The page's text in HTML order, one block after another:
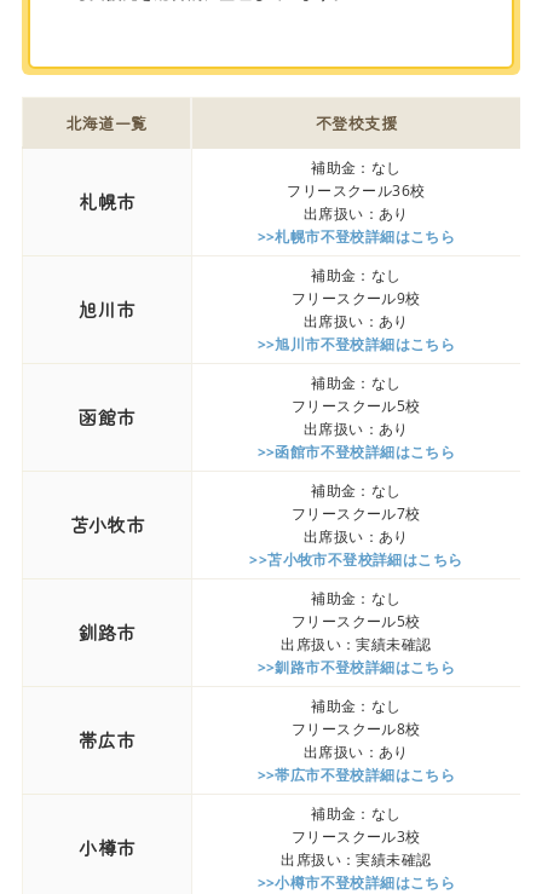
北海道一覧 不登校支援
札幌市
補助金：なし
フリースクール36校
出席扱い：あり
>>札幌市不登校詳細はこちら
旭川市
補助金：なし
フリースクール9校
出席扱い：あり
>>旭川市不登校詳細はこちら
函館市
補助金：なし
フリースクール5校
出席扱い：あり
>>函館市不登校詳細はこちら
苫小牧市
補助金：なし
フリースクール7校
出席扱い：あり
>>苫小牧市不登校詳細はこちら
釧路市
補助金：なし
フリースクール5校
出席扱い：実績未確認
>>釧路市不登校詳細はこちら
帯広市
補助金：なし
フリースクール8校
出席扱い：あり
>>帯広市不登校詳細はこちら
小樽市
補助金：なし
フリースクール3校
出席扱い：実績未確認
>>小樽市不登校詳細はこちら